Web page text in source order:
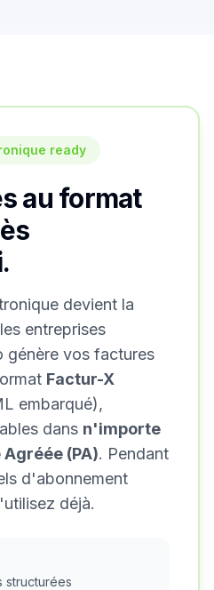
ready
au format
devient la
entreprises
génère vos factures
Factur-X
embarqué),
dans n'importe
(PA). Pendant
d'abonnement
déjà.
structurées